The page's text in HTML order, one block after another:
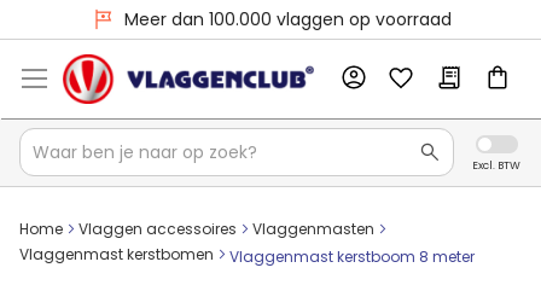
Meer dan 100.000 vlaggen op voorraad
Home Vlaggen accessoires
Vlaggenmasten
Vlaggenmast kerstbomen
Vlaggenmast kerstboom 8 meter